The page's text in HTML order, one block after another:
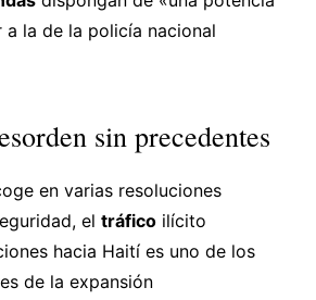
la de la policía nacional
sin precedentes
en varias resoluciones
el tráficoilícito
hacia Haití es uno de los
de la expansión